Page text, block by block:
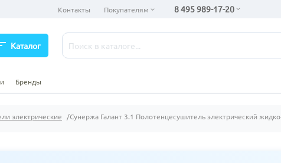
Контакты Покупателям 8 495 989-17-20
Каталог
Бренды
электрические Сунержа Галант 3.1 Полотенцесушитель электрический